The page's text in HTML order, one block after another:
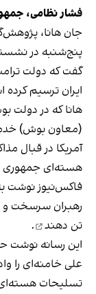
فشار نظامی،
پنج‌شنبه در
گفت که دولت
ایران ترسیم
هانا که در دولت
(معاون بوش)
آمریکا در قبال
هسته‌ای جمهوری
فاکس‌نیوز نوشت
رهبران سرسخت و
تن دهند
.
علی خامنه‌ای را
تسلیحات هسته‌ای